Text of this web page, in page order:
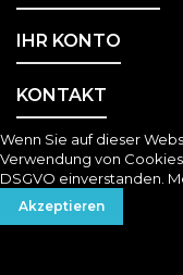
IHR KONTO
KONTAKT
Wenn Sie auf dieser
Verwendung von
DSGVO einverstanden.
Akzeptieren